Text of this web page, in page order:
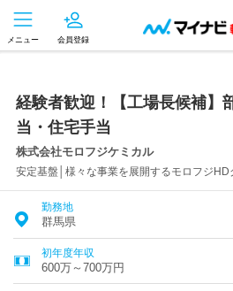
メニュー 会員登録
経験者歓迎！【工場長候補】
当・住宅手当
株式会社モロフジケミカル
安定基盤│様々な事業を展開するモロフジHD
勤務地
群馬県
初年度年収
600万～700万円